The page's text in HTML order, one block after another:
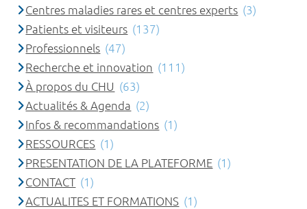
Centres maladies rares et centres experts (3)
Patients et visiteurs (137)
Professionnels (47)
Recherche et innovation (111)
À propos du CHU (63)
Actualités & Agenda (2)
Infos & recommandations (1)
RESSOURCES (1)
PRESENTATION DE LA PLATEFORME (1)
CONTACT (1)
ACTUALITES ET FORMATIONS (1)